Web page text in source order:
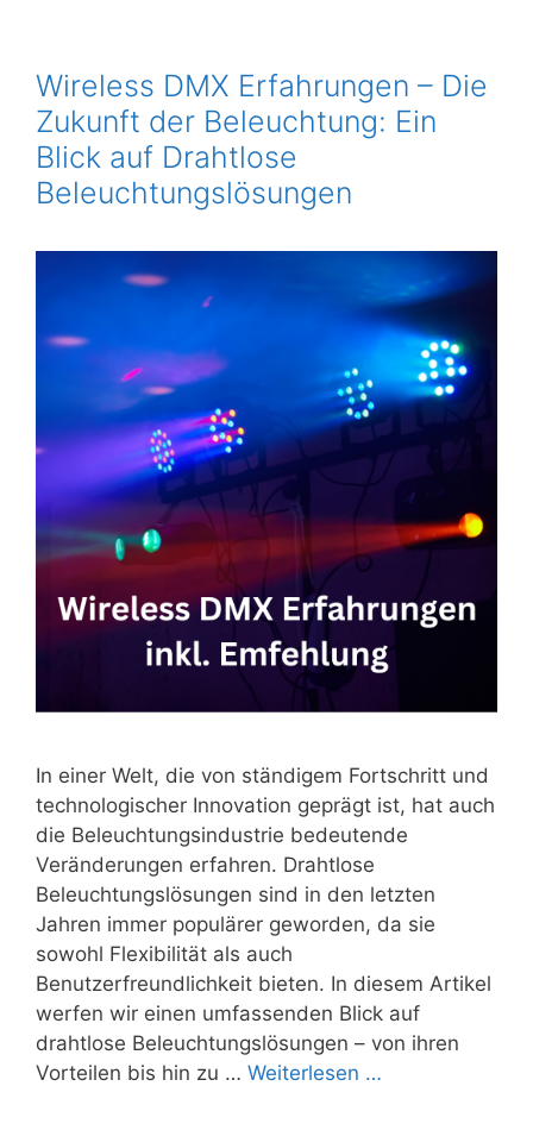
Wireless DMX Erfahrungen – Die
Zukunft der Beleuchtung: Ein
Blick auf Drahtlose
Beleuchtungslösungen
In einer Welt, die von ständigem Fortschritt und
technologischer Innovation geprägt ist, hat auch
die Beleuchtungsindustrie bedeutende
Veränderungen erfahren. Drahtlose
Beleuchtungslösungen sind in den letzten
Jahren immer populärer geworden, da sie
sowohl Flexibilität als auch
Benutzerfreundlichkeit bieten. In diesem Artikel
werfen wir einen umfassenden Blick auf
drahtlose Beleuchtungslösungen – von ihren
Vorteilen bis hin zu … Weiterlesen …